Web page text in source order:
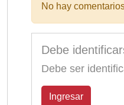
No hay
Debe
Debe ser
Ingresar